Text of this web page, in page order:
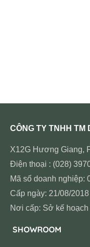
CÔNG TY TNHH TM
X12G Hương Giang,
Điện thoại : (028)
Mã số doanh nghiệp:
Cấp ngày: 21/08/2018
Nơi cấp: Sở kế
SHOWROOM